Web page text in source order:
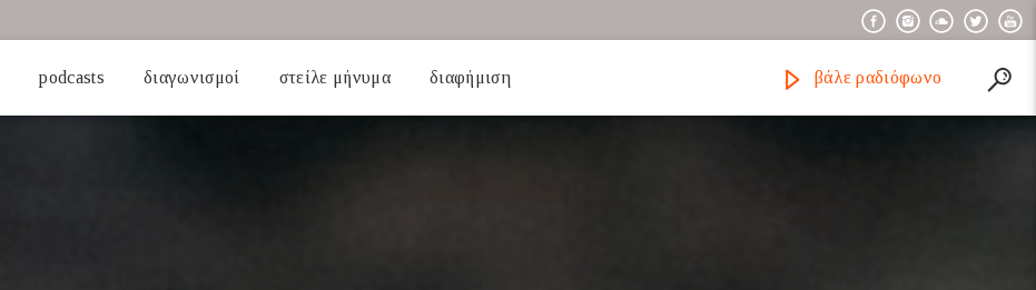
podcasts διαγωνισμοί στείλε μήνυμα διαφήμιση βάλε ραδιόφωνο